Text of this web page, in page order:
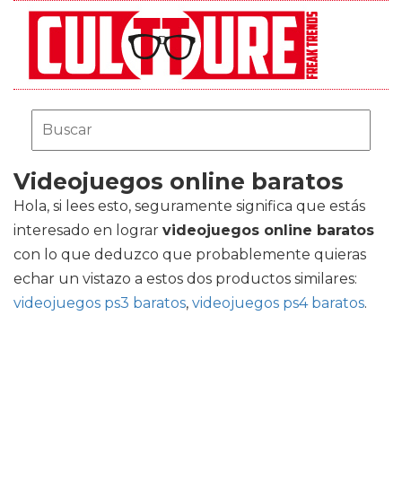
Videojuegos online baratos
Hola, si lees esto, seguramente significa que estás
interesado en lograr videojuegos online baratos
con lo que deduzco que probablemente quieras
echar un vistazo a estos dos productos similares:
videojuegos ps3 baratos, videojuegos ps4 baratos.